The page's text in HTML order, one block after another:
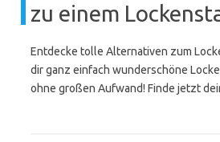
zu einem
Entdecke tolle Alternativen zum
dir ganz einfach wunderschöne
ohne großen Aufwand! Finde jetzt